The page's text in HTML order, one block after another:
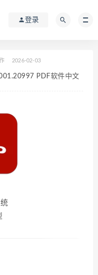
登录
2026-02-03
PDF软件中文